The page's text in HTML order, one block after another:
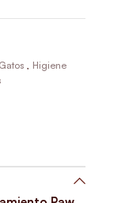
, Higiene